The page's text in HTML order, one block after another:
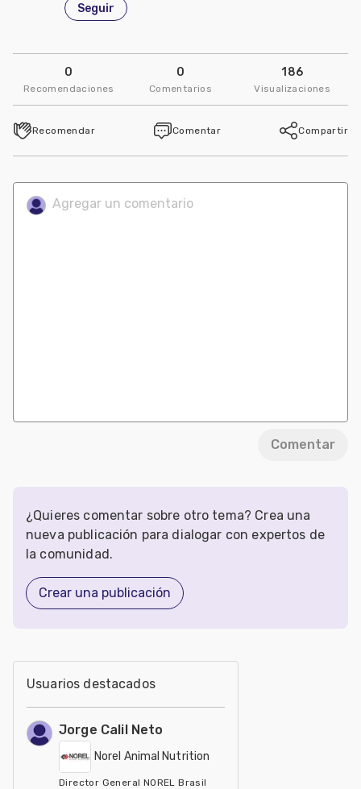
Seguir
0
Recomendaciones
0
Comentarios
186
Visualizaciones
Recomendar Comentar Compartir
Comentar
¿Quieres comentar sobre otro tema? Crea una
nueva publicación para dialogar con expertos de
la comunidad.
Crear una publicación
Usuarios destacados
Jorge Calil Neto
Norel Animal Nutrition
Director General NOREL Brasil